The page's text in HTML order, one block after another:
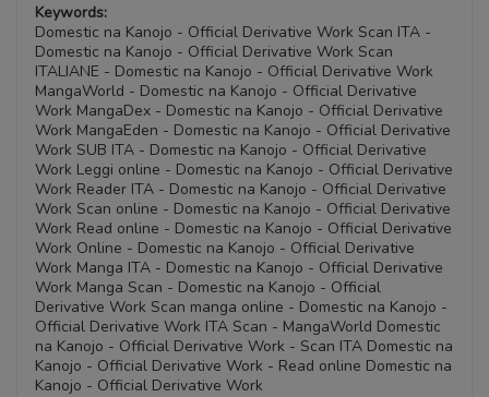
Keywords:
Domestic na Kanojo - Official Derivative Work Scan ITA -
Domestic na Kanojo - Official Derivative Work Scan
ITALIANE - Domestic na Kanojo - Official Derivative Work
MangaWorld - Domestic na Kanojo - Official Derivative
Work MangaDex - Domestic na Kanojo - Official Derivative
Work MangaEden - Domestic na Kanojo - Official Derivative
Work SUB ITA - Domestic na Kanojo - Official Derivative
Work Leggi online - Domestic na Kanojo - Official Derivative
Work Reader ITA - Domestic na Kanojo - Official Derivative
Work Scan online - Domestic na Kanojo - Official Derivative
Work Read online - Domestic na Kanojo - Official Derivative
Work Online - Domestic na Kanojo - Official Derivative
Work Manga ITA - Domestic na Kanojo - Official Derivative
Work Manga Scan - Domestic na Kanojo - Official
Derivative Work Scan manga online - Domestic na Kanojo -
Official Derivative Work ITA Scan - MangaWorld Domestic
na Kanojo - Official Derivative Work - Scan ITA Domestic na
Kanojo - Official Derivative Work - Read online Domestic na
Kanojo - Official Derivative Work